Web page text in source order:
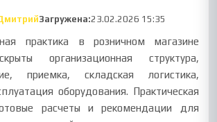
Загружена:23.02.2026 15:35
практика в розничном магазине
организационная структура,
приемка, складская логистика,
оборудования. Практическая
расчеты и рекомендации для